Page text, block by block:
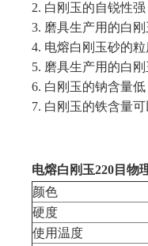
2. 白刚玉的自锐性
3. 磨具生产用的白
4. 电熔白刚玉砂的
5. 磨具生产用的白
6. 白刚玉的钠含量
7. 白刚玉的铁含量
电熔白刚玉220目物
颜色
硬度
使用温度